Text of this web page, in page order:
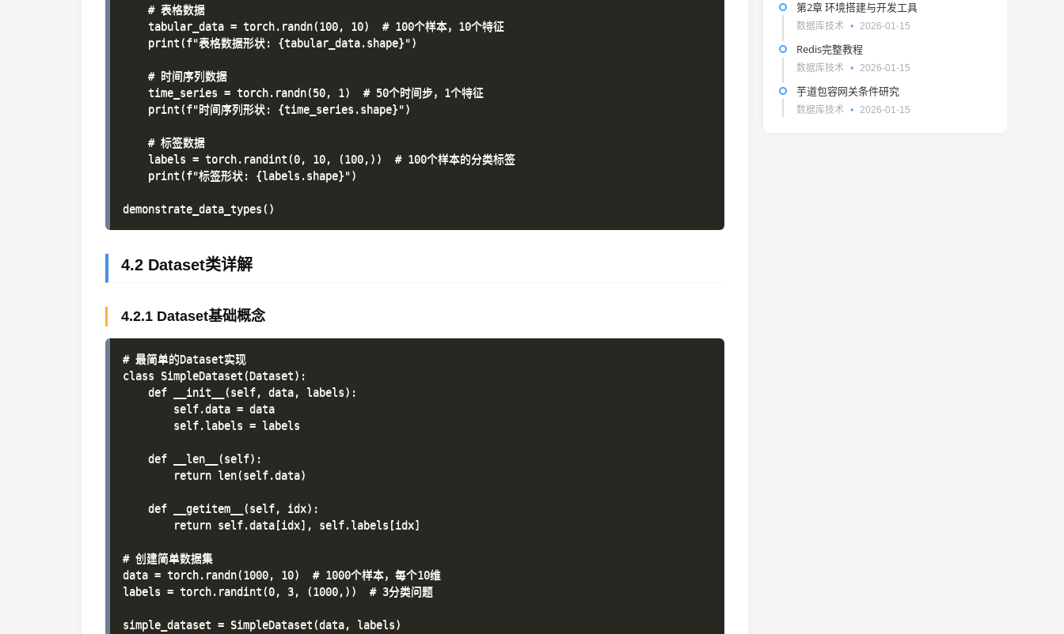
    # 表格数据
    tabular_data = torch.randn(100, 10)  # 100个样本，10个特征
    print(f"表格数据形状: {tabular_data.shape}")
    # 时间序列数据
    time_series = torch.randn(50, 1)  # 50个时间步，1个特征
    print(f"时间序列形状: {time_series.shape}")
    # 标签数据
    labels = torch.randint(0, 10, (100,))  # 100个样本的分类标签
    print(f"标签形状: {labels.shape}")
4.2 Dataset类详解
4.2.1 Dataset基础概念
# 最简单的Dataset实现
class SimpleDataset(Dataset):
    def __init__(self, data, labels):
        self.data = data
        self.labels = labels
    def __len__(self):
        return len(self.data)
    def __getitem__(self, idx):
        return self.data[idx], self.labels[idx]
# 创建简单数据集
data = torch.randn(1000, 10)  # 1000个样本，每个10维
labels = torch.randint(0, 3, (1000,))  # 3分类问题
simple_dataset = SimpleDataset(data, labels)
第2章 环境搭建与开发工具
数据库技术 2026-01-15
Redis完整教程
数据库技术 2026-01-15
芋道包容网关条件研究
数据库技术 2026-01-15